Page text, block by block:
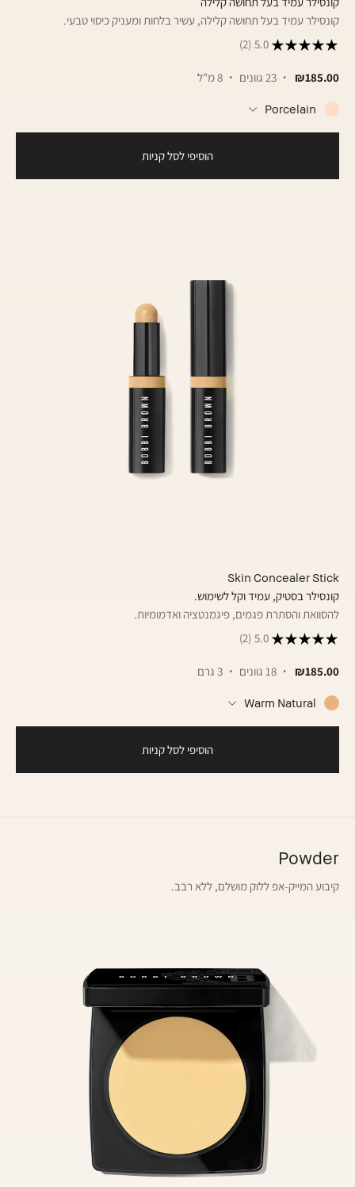
קונסילר עמיד בעל תחושה קלילה, עשיר בלחות ומעניק כיסוי טבעי.
5.0
(2)
₪185.00 23 גוונים 8 מ"ל
Porcelain
הוסיפי לסל קניות
Skin Concealer Stick
קונסילר בסטיק, עמיד וקל לשימוש.
להסוואת והסתרת פגמים, פיגמנטציה ואדמומיות.
5.0
(2)
₪185.00 18 גוונים 3 גרם
Warm Natural
הוסיפי לסל קניות
Powder
קיבוע המייק-אפ ללוק מושלם, ללא רבב.